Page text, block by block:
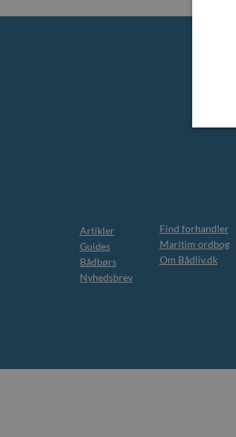
Artikler
Guides
Bådbørs
Nyhedsbrev
Find forhandler
Maritim ordbog
Om Bådliv.dk